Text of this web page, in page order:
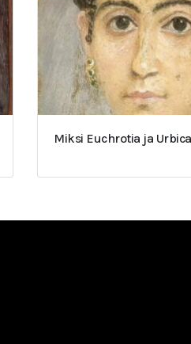
Miksi Euchrotia ja